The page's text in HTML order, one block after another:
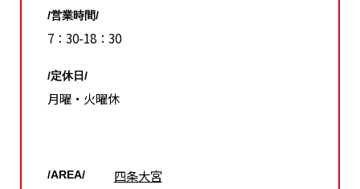
/営業時間/
7：30-18：30
/定休日/
月曜・火曜休
/AREA/ 四条大宮